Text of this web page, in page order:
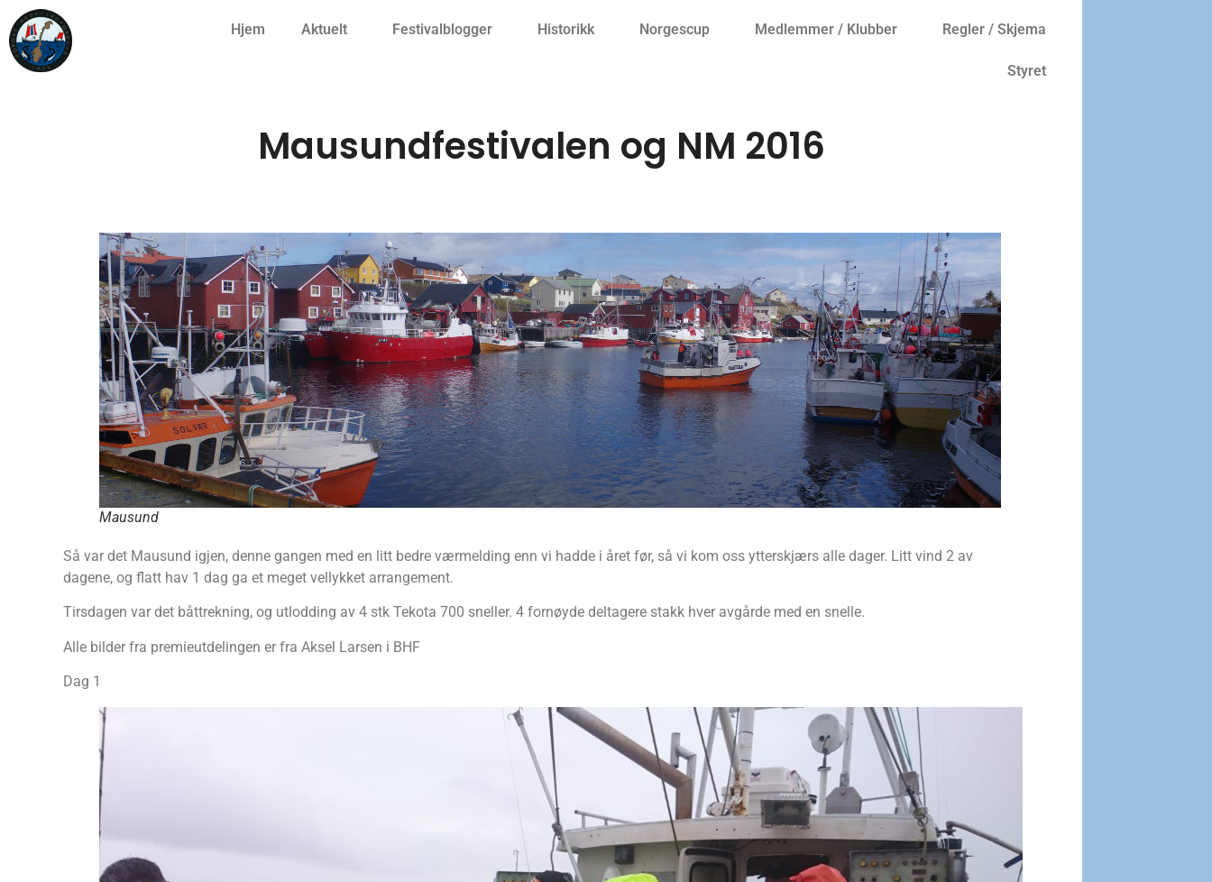
Hjem Aktuelt Festivalblogger Historikk Norgescup Medlemmer / Klubber Regler / Skjema
Styret
Mausundfestivalen og NM 2016
Mausund
Så var det Mausund igjen, denne gangen med en litt bedre værmelding enn vi hadde i året før, så vi kom oss ytterskjærs alle dager. Litt vind 2 av
dagene, og flatt hav 1 dag ga et meget vellykket arrangement.
Tirsdagen var det båttrekning, og utlodding av 4 stk Tekota 700 sneller. 4 fornøyde deltagere stakk hver avgårde med en snelle.
Alle bilder fra premieutdelingen er fra Aksel Larsen i BHF
Dag 1